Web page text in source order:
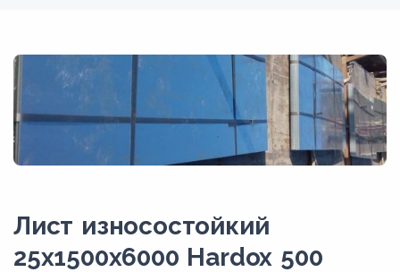
Лист износостойкий
25x1500х6000 Hardox 500